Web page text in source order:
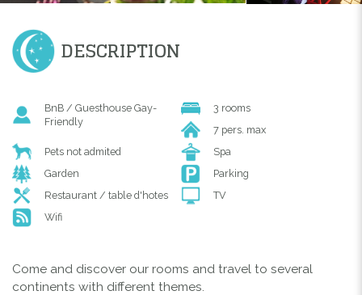
DESCRIPTION
BnB / Guesthouse Gay-
Friendly
3 rooms
7 pers. max
Pets not admited
Spa
Garden
Parking
Restaurant / table d'hotes
TV
Wifi
Come and discover our rooms and travel to several
continents with different themes.